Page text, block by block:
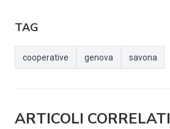
TAG
cooperative genova savona
ARTICOLI CORRELATI